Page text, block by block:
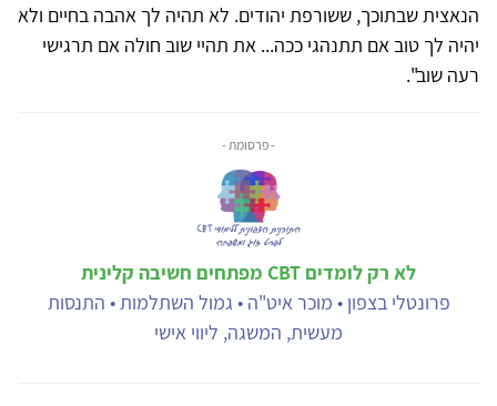
הנאצית שבתוכך, ששורפת יהודים. לא תהיה לך אהבה בחיים ולא
יהיה לך טוב אם תתנהגי ככה... את תהיי שוב חולה אם תרגישי
רעה שוב".
- פרסומת -
לא רק לומדים CBT מפתחים חשיבה קלינית
פרונטלי בצפון • מוכר איט"ה • גמול השתלמות • התנסות
מעשית, המשגה, ליווי אישי